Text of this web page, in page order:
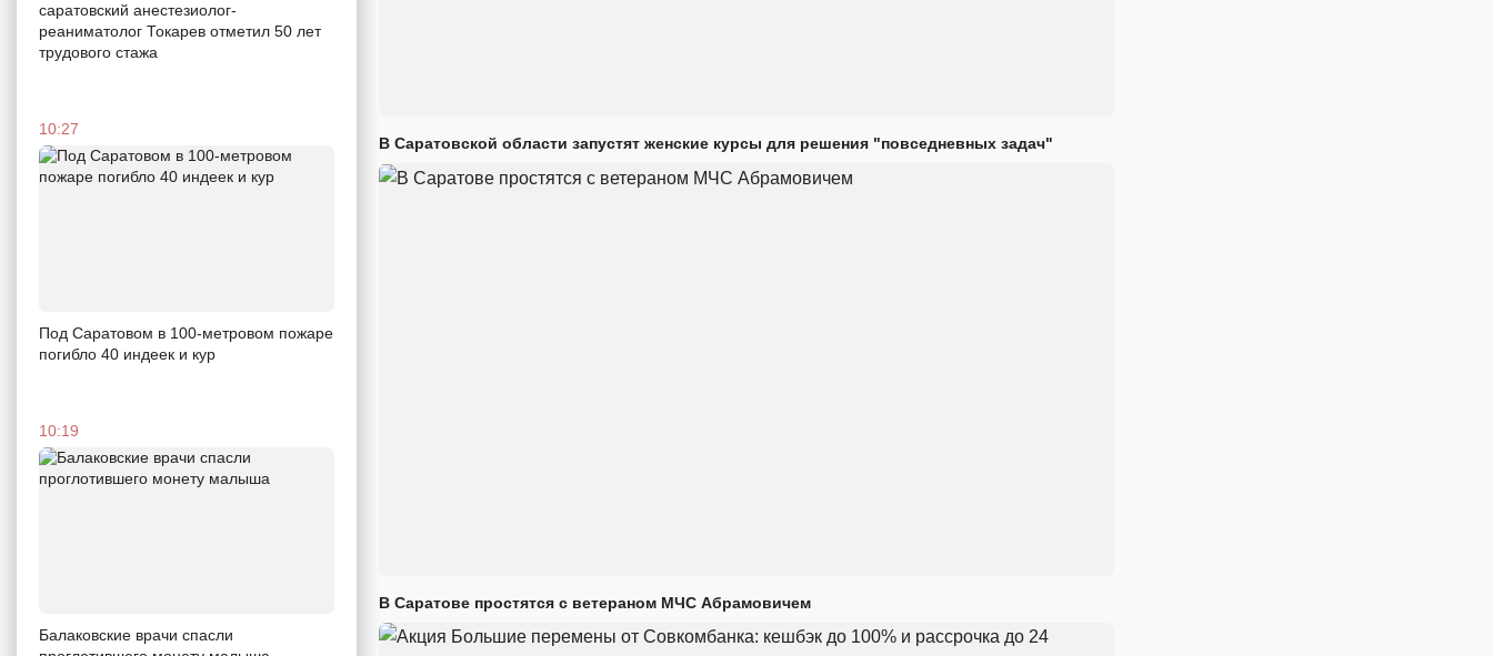
саратовский анестезиолог-
реаниматолог Токарев отметил 50 лет
трудового стажа
10:27
Под Саратовом в 100-метровом пожаре
погибло 40 индеек и кур
10:19
Балаковские врачи спасли
В Саратовской области запустят женские курсы для решения "повседневных задач"
В Саратове простятся с ветераном МЧС Абрамовичем